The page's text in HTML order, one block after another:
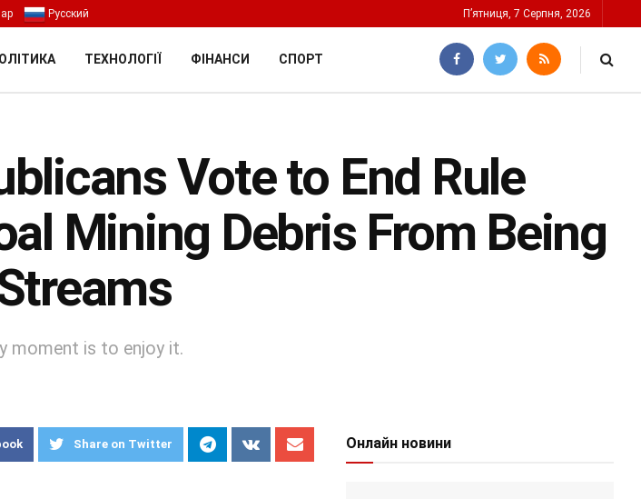
Русский П’ятниця, 7 Серпня, 2026
ТЕХНОЛОГІЇ ФІНАНСИ СПОРТ
Vote to End Rule
Mining Debris From Being
moment is to enjoy it.
Share on Twitter Онлайн новини